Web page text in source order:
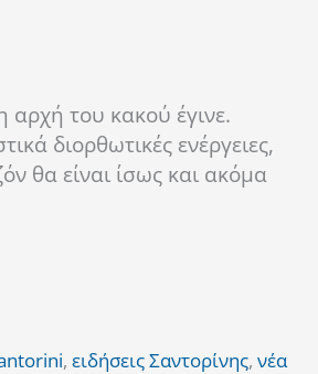
αρχή του κακού έγινε.
διορθωτικές ενέργειες,
θα είναι ίσως και ακόμα
, ειδήσεις Σαντορίνης, νέα